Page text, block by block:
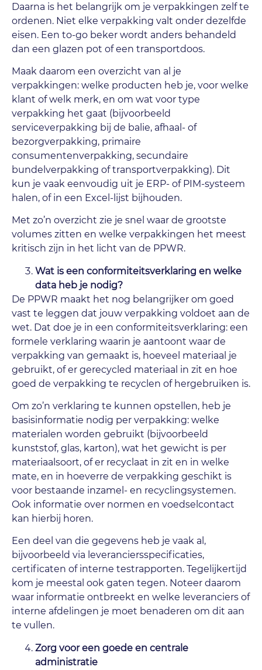
Daarna is het belangrijk om je verpakkingen zelf te
ordenen. Niet elke verpakking valt onder dezelfde
eisen. Een to-go beker wordt anders behandeld
dan een glazen pot of een transportdoos.
Maak daarom een overzicht van al je
verpakkingen: welke producten heb je, voor welke
klant of welk merk, en om wat voor type
verpakking het gaat (bijvoorbeeld
serviceverpakking bij de balie, afhaal- of
bezorgverpakking, primaire
consumentenverpakking, secundaire
bundelverpakking of transportverpakking). Dit
kun je vaak eenvoudig uit je ERP- of PIM-systeem
halen, of in een Excel-lijst bijhouden.
Met zo’n overzicht zie je snel waar de grootste
volumes zitten en welke verpakkingen het meest
kritisch zijn in het licht van de PPWR.
Wat is een conformiteitsverklaring en welke
data heb je nodig?
De PPWR maakt het nog belangrijker om goed
vast te leggen dat jouw verpakking voldoet aan de
wet. Dat doe je in een conformiteitsverklaring: een
formele verklaring waarin je aantoont waar de
verpakking van gemaakt is, hoeveel materiaal je
gebruikt, of er gerecycled materiaal in zit en hoe
goed de verpakking te recyclen of hergebruiken is.
Om zo’n verklaring te kunnen opstellen, heb je
basisinformatie nodig per verpakking: welke
materialen worden gebruikt (bijvoorbeeld
kunststof, glas, karton), wat het gewicht is per
materiaalsoort, of er recyclaat in zit en in welke
mate, en in hoeverre de verpakking geschikt is
voor bestaande inzamel- en recyclingsystemen.
Ook informatie over normen en voedselcontact
kan hierbij horen.
Een deel van die gegevens heb je vaak al,
bijvoorbeeld via leveranciersspecificaties,
certificaten of interne testrapporten. Tegelijkertijd
kom je meestal ook gaten tegen. Noteer daarom
waar informatie ontbreekt en welke leveranciers of
interne afdelingen je moet benaderen om dit aan
te vullen.
Zorg voor een goede en centrale
administratie